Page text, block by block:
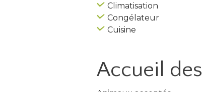
Climatisation
Congélateur
Cuisine
Accueil des